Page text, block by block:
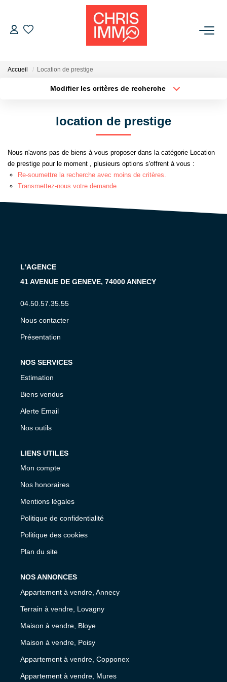
L'AGENCE
Accueil Location de prestige
Modifier les critères de recherche
Budget max
Plus de critères Créer une alerte
location de prestige
Nous n'avons pas de biens à vous proposer dans la catégorie Location
de prestige pour le moment , plusieurs options s'offrent à vous :
Re-soumettre la recherche avec moins de critères.
Transmettez-nous votre demande
L'AGENCE
41 AVENUE DE GENEVE, 74000 ANNECY
04.50.57.35.55
Nous contacter
Présentation
NOS SERVICES
Estimation
Biens vendus
Alerte Email
Nos outils
LIENS UTILES
Mon compte
Nos honoraires
Mentions légales
Politique de confidentialité
Politique des cookies
Plan du site
NOS ANNONCES
Appartement à vendre, Annecy
Terrain à vendre, Lovagny
Maison à vendre, Bloye
Maison à vendre, Poisy
Appartement à vendre, Copponex
Appartement à vendre, Mures